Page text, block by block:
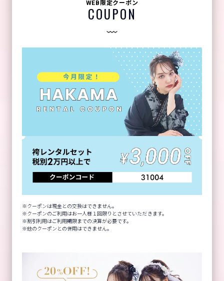
WEB限定クーポン
COUPON
クーポンは現金との交換はできません。
クーポンのご利用はお一人様１回限りとさせていただきます。
割引利用はご利用期限までの決算が必要です。
他のクーポンとの併用はできません。